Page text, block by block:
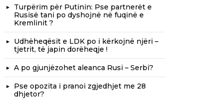
Turpërim për Putinin: Pse partnerët e
Rusisë tani po dyshojnë në fuqinë e
Kremlinit ?
Udhëheqësit e LDK po i kërkojnë njëri –
tjetrit, të japin dorëheqje !
A po gjunjëzohet aleanca Rusi – Serbi?
Pse opozita i pranoi zgjedhjet me 28
dhjetor?